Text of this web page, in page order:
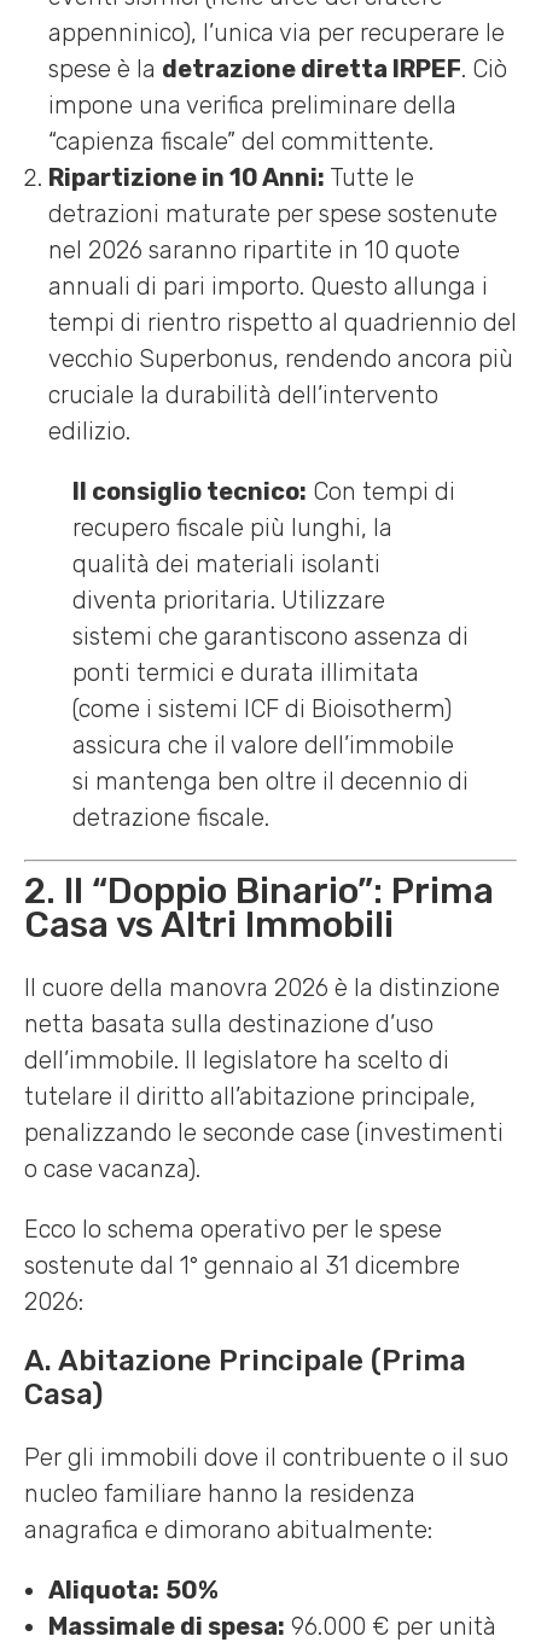
appenninico), l’unica via per recuperare le
spese è la detrazione diretta IRPEF. Ciò
impone una verifica preliminare della
“capienza fiscale” del committente.
Ripartizione in 10 Anni: Tutte le
detrazioni maturate per spese sostenute
nel 2026 saranno ripartite in 10 quote
annuali di pari importo. Questo allunga i
tempi di rientro rispetto al quadriennio del
vecchio Superbonus, rendendo ancora più
cruciale la durabilità dell’intervento
edilizio.
Il consiglio tecnico: Con tempi di
recupero fiscale più lunghi, la
qualità dei materiali isolanti
diventa prioritaria. Utilizzare
sistemi che garantiscono assenza di
ponti termici e durata illimitata
(come i sistemi ICF di Bioisotherm)
assicura che il valore dell’immobile
si mantenga ben oltre il decennio di
detrazione fiscale.
2. Il “Doppio Binario”: Prima
Casa vs Altri Immobili
Il cuore della manovra 2026 è la distinzione
netta basata sulla destinazione d’uso
dell’immobile. Il legislatore ha scelto di
tutelare il diritto all’abitazione principale,
penalizzando le seconde case (investimenti
o case vacanza).
Ecco lo schema operativo per le spese
sostenute dal 1° gennaio al 31 dicembre
2026:
A. Abitazione Principale (Prima
Casa)
Per gli immobili dove il contribuente o il suo
nucleo familiare hanno la residenza
anagrafica e dimorano abitualmente:
Aliquota: 50%
Massimale di spesa: 96.000 € per unità